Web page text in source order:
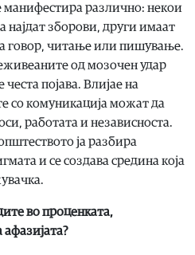
различно: некои
зборови, други имаат
говор, читање или пишување.
од мозочен удар
појава. Влијае на
со комуникација можат да
работата и независноста.
ја разбира
и се создава средина која
во проценката,
афазијата?